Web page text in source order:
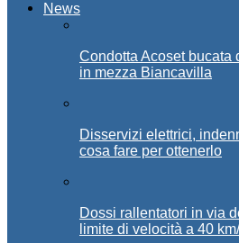
News
Condotta Acoset bucata
in mezza Biancavilla
Disservizi elettrici,
cosa fare per ottenerlo
Dossi rallentatori in via
limite di velocità a 40